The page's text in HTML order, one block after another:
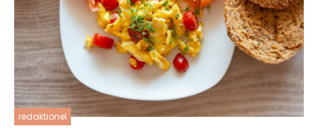
redaktionel